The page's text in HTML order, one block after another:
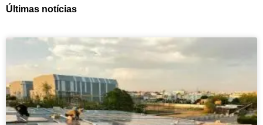
Últimas notícias